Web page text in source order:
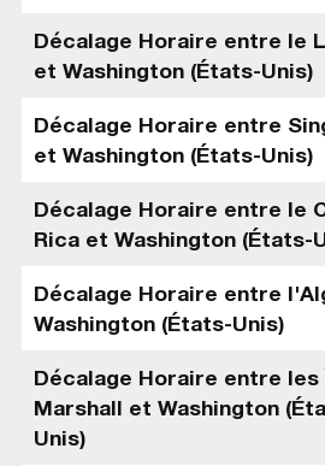
Décalage Horaire entre le
et Washington (États-Unis)
Décalage Horaire entre
et Washington (États-Unis)
Décalage Horaire entre le
Rica et Washington (États-
Décalage Horaire entre
Washington (États-Unis)
Décalage Horaire entre les
Marshall et Washington
Unis)